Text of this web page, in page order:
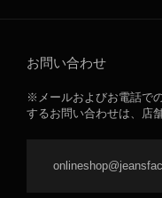
お問い合わせ
※メールおよびお電話で
するお問い合わせは、店